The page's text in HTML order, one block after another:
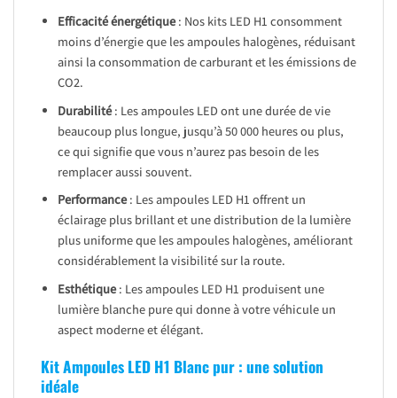
Efficacité énergétique: Nos kits LED H1 consomment
moins d’énergie que les ampoules halogènes, réduisant
ainsi la consommation de carburant et les émissions de
CO2.
Durabilité: Les ampoules LED ont une durée de vie
beaucoup plus longue, jusqu’à 50 000 heures ou plus,
ce qui signifie que vous n’aurez pas besoin de les
remplacer aussi souvent.
Performance: Les ampoules LED H1 offrent un
éclairage plus brillant et une distribution de la lumière
plus uniforme que les ampoules halogènes, améliorant
considérablement la visibilité sur la route.
Esthétique: Les ampoules LED H1 produisent une
lumière blanche pure qui donne à votre véhicule un
aspect moderne et élégant.
Kit Ampoules LED H1 Blanc pur : une solution
idéale